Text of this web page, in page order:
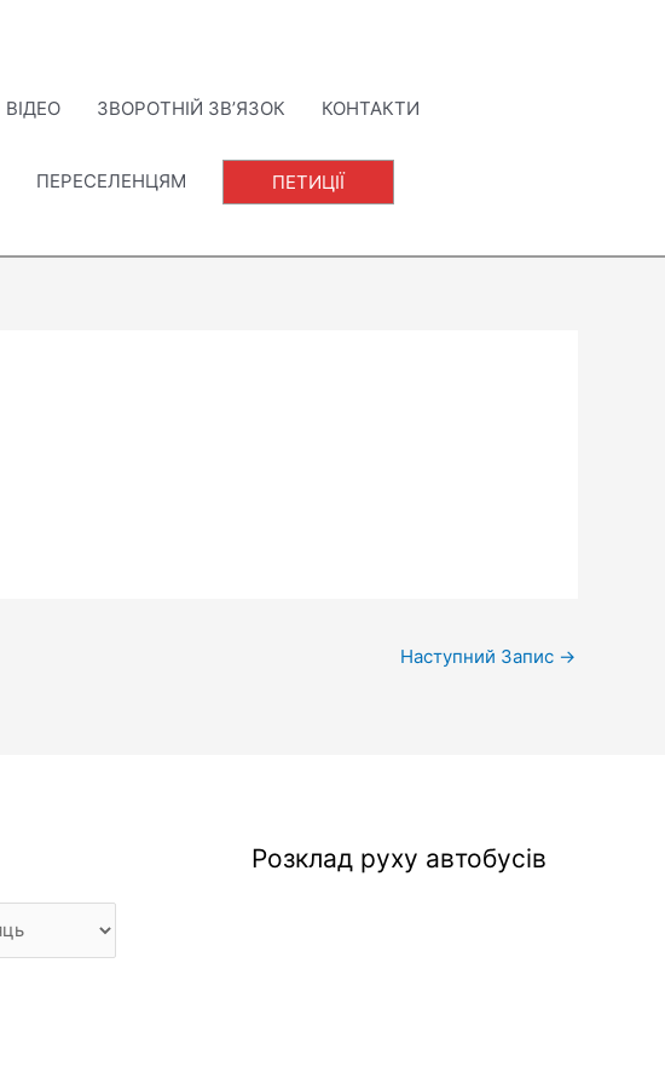
ВІДЕО ЗВОРОТНІЙ ЗВ’ЯЗОК КОНТАКТИ
ПЕРЕСЕЛЕНЦЯМ ПЕТИЦІЇ
Наступний Запис →
Розклад руху автобусів